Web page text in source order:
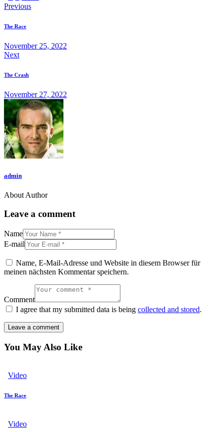
Previous
The Race
November 25, 2022
Next
The Crash
November 27, 2022
admin
About Author
Leave a comment
Name
E-mail
Name, E-Mail-Adresse und Website in diesem Browser für
meinen nächsten Kommentar speichern.
Comment
I agree that my submitted data is being collected and stored.
You May Also Like
Video
The Race
Video